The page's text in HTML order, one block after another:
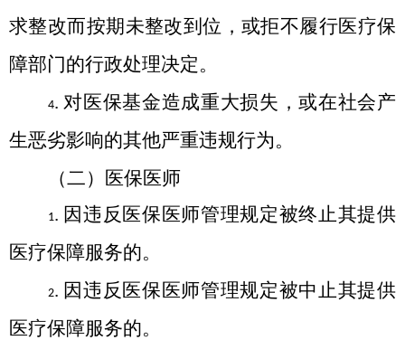
求整改而按期未整改到位，或拒不履行医疗保
障部门的行政处理决定。
4.对医保基金造成重大损失，或在社会产
生恶劣影响的其他严重违规行为。
（二）医保医师
1. 因违反医保医师管理规定被终止其提供
医疗保障服务的。
2. 因违反医保医师管理规定被中止其提供
医疗保障服务的。